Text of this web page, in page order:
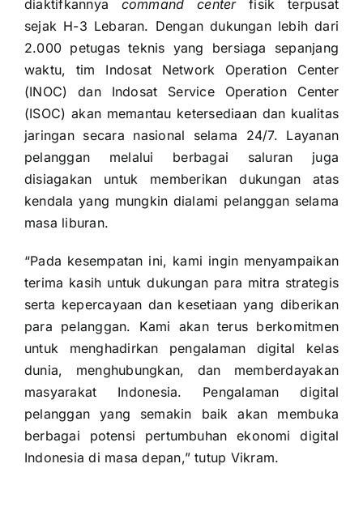
diaktifkannya command centerfisik terpusat
sejak H-3 Lebaran. Dengan dukungan lebih dari
2.000 petugas teknis yang bersiaga sepanjang
waktu, tim Indosat Network Operation Center
(INOC) dan Indosat Service Operation Center
(ISOC) akan memantau ketersediaan dan kualitas
jaringan secara nasional selama 24/7. Layanan
pelanggan melalui berbagai saluran juga
disiagakan untuk memberikan dukungan atas
kendala yang mungkin dialami pelanggan selama
masa liburan.
“Pada kesempatan ini, kami ingin menyampaikan
terima kasih untuk dukungan para mitra strategis
serta kepercayaan dan kesetiaan yang diberikan
para pelanggan. Kami akan terus berkomitmen
untuk menghadirkan pengalaman digital kelas
dunia, menghubungkan, dan memberdayakan
masyarakat Indonesia. Pengalaman digital
pelanggan yang semakin baik akan membuka
berbagai potensi pertumbuhan ekonomi digital
Indonesia di masa depan,” tutup Vikram.